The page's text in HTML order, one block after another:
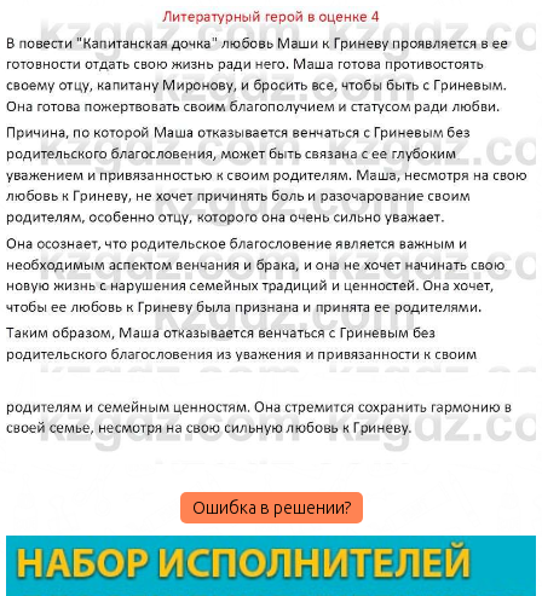
Ошибка в решении?